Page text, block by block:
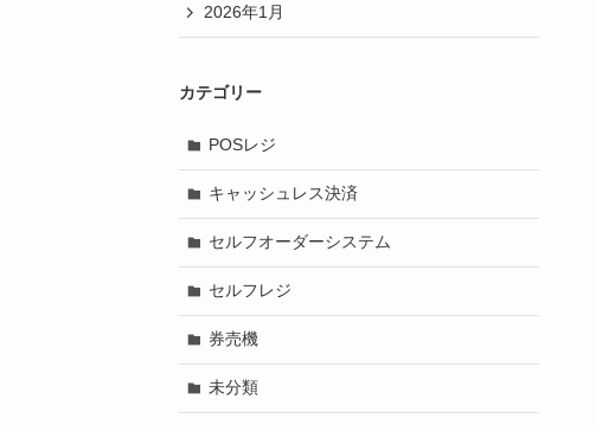
2026年1月
カテゴリー
POSレジ
キャッシュレス決済
セルフオーダーシステム
セルフレジ
券売機
未分類